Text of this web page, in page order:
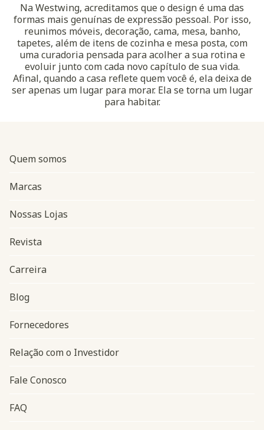
Na Westwing, acreditamos que o design é uma das
formas mais genuínas de expressão pessoal. Por isso,
reunimos móveis, decoração, cama, mesa, banho,
tapetes, além de itens de cozinha e mesa posta, com
uma curadoria pensada para acolher a sua rotina e
evoluir junto com cada novo capítulo de sua vida.
Afinal, quando a casa reflete quem você é, ela deixa de
ser apenas um lugar para morar. Ela se torna um lugar
para habitar.
Navegação do rodapé
Quem somos
Marcas
Nossas Lojas
Revista
Carreira
Blog
Fornecedores
Relação com o Investidor
Fale Conosco
FAQ